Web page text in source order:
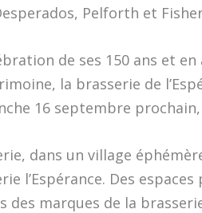
Pelforth et
de ses 150 ans et en
la brasserie de
16 septembre prochain,
dans un village
l’Espérance. Des
des marques de la